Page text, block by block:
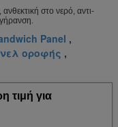
στο νερό, αντι-
γήρανση.
Panel ,
οροφής ,
τιμή για